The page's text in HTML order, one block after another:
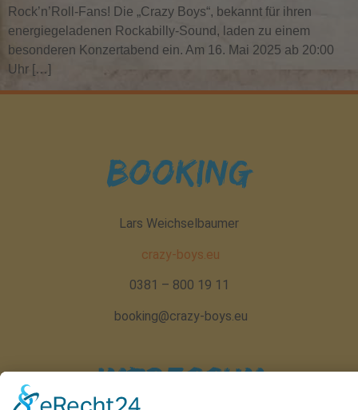
Rock’n’Roll-Fans! Die „Crazy Boys“, bekannt für ihren
energiegeladenen Rockabilly-Sound, laden zu einem
besonderen Konzertabend ein. Am 16. Mai 2025 ab 20:00
Uhr […]
Booking
Lars Weichselbaumer
crazy-boys.eu
0381 – 800 19 11
booking@crazy-boys.eu
Impressum